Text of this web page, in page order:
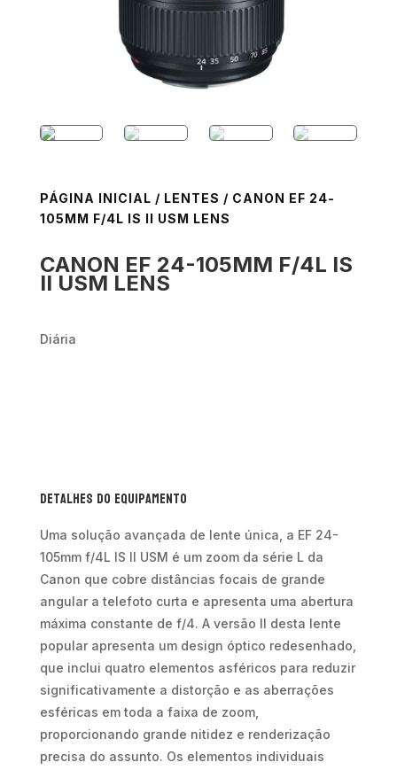
PÁGINA INICIAL / LENTES / CANON EF 24-
105MM F/4L IS II USM LENS
CANON EF 24-105MM F/4L IS
II USM LENS
Diária
Detalhes do Equipamento
Uma solução avançada de lente única, a EF 24-
105mm f/4L IS II USM é um zoom da série L da
Canon que cobre distâncias focais de grande
angular a telefoto curta e apresenta uma abertura
máxima constante de f/4. A versão II desta lente
popular apresenta um design óptico redesenhado,
que inclui quatro elementos asféricos para reduzir
significativamente a distorção e as aberrações
esféricas em toda a faixa de zoom,
proporcionando grande nitidez e renderização
precisa do assunto. Os elementos individuais